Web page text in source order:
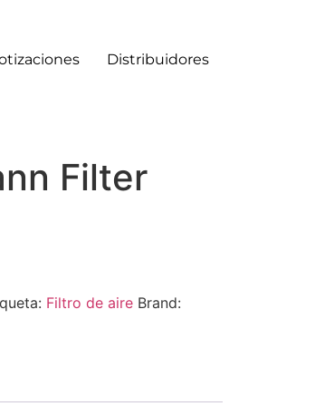
Distribuidores
Filter
Filtro de aire Brand: